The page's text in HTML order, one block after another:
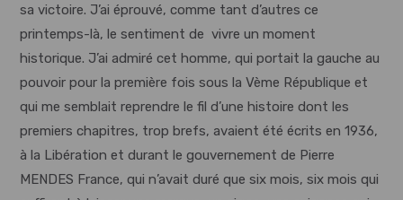
sa victoire. J’ai éprouvé, comme tant d’autres ce
printemps-là, le sentiment de vivre un moment
historique. J’ai admiré cet homme, qui portait la gauche au
pouvoir pour la première fois sous la Vème République et
qui me semblait reprendre le fil d’une histoire dont les
premiers chapitres, trop brefs, avaient été écrits en 1936,
à la Libération et durant le gouvernement de Pierre
MENDES France, qui n’avait duré que six mois, six mois qui